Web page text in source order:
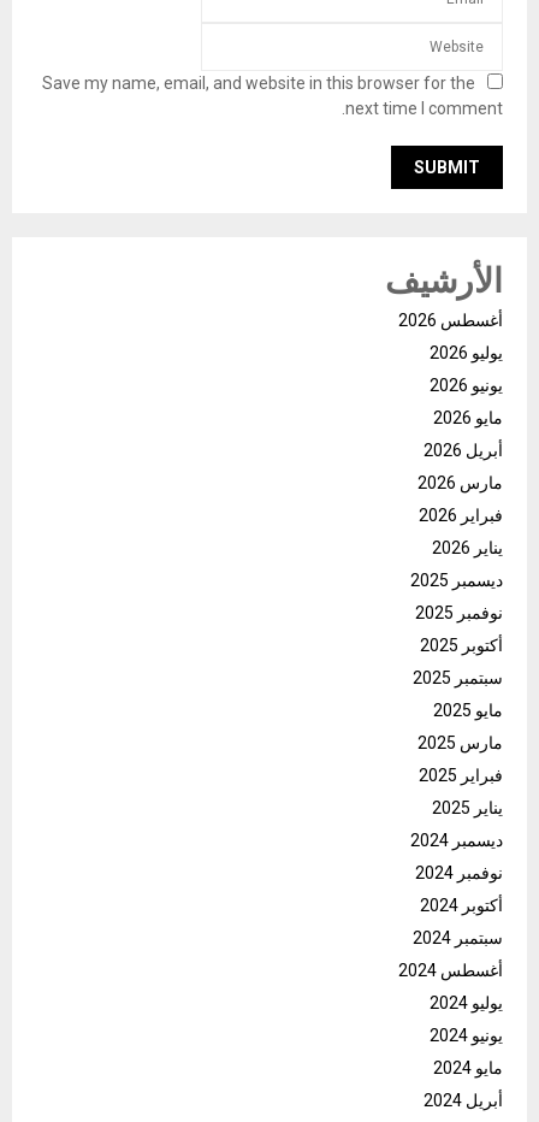
Save my name, email, and website in this browser for the
next time I comment.
الأرشيف
أغسطس 2026
يوليو 2026
يونيو 2026
مايو 2026
أبريل 2026
مارس 2026
فبراير 2026
يناير 2026
ديسمبر 2025
نوفمبر 2025
أكتوبر 2025
سبتمبر 2025
مايو 2025
مارس 2025
فبراير 2025
يناير 2025
ديسمبر 2024
نوفمبر 2024
أكتوبر 2024
سبتمبر 2024
أغسطس 2024
يوليو 2024
يونيو 2024
مايو 2024
أبريل 2024